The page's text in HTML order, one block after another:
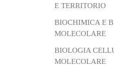
E TERRITORIO
BIOCHIMICA E
MOLECOLARE
BIOLOGIA
MOLECOLARE